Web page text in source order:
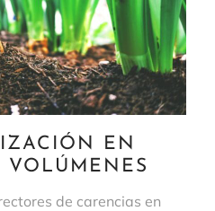
EN
VOLÚMENES
de carencias en